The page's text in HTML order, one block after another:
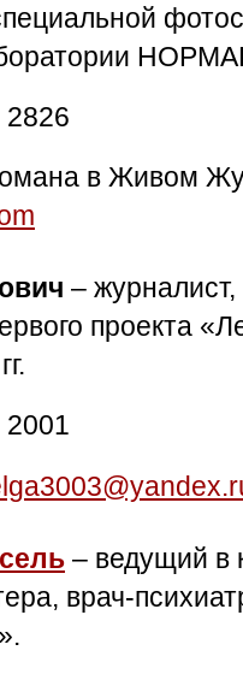
2826
в Живом
–
проекта
2001
– ведущий в
врач-